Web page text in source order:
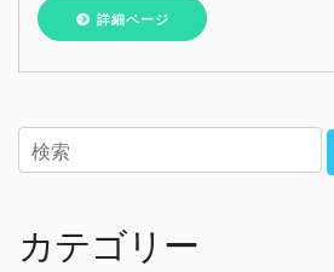
詳細ページ
カテゴリー